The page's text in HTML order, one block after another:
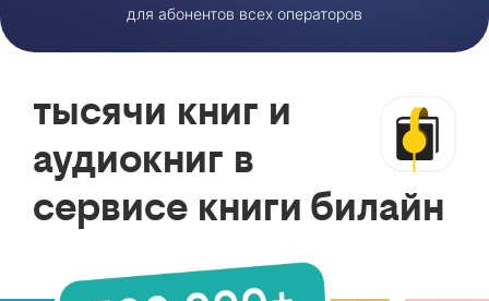
для абонентов всех операторов
тысячи книг и
аудиокниг в
сервисе книги билайн